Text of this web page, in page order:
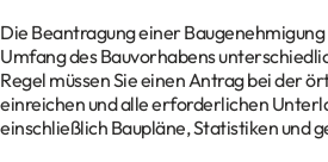
Die Beantragung einer
Umfang des Bauvorhabens
Regel müssen Sie einen Antrag bei der
einreichen und alle erforderlichen
einschließlich Baupläne, Statistiken und